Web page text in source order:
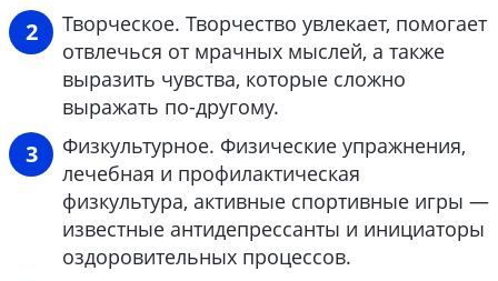
Творческое. Творчество увлекает, помогает
отвлечься от мрачных мыслей, а также
выразить чувства, которые сложно
выражать по-другому.
Физкультурное. Физические упражнения,
лечебная и профилактическая
физкультура, активные спортивные игры —
известные антидепрессанты и инициаторы
оздоровительных процессов.